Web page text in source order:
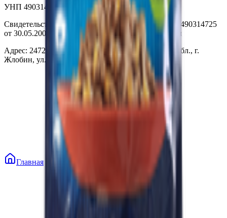
УНП 490314725
Свидетельство о государственной регистрации № 490314725
от 30.05.2003г выдано Гомельским облисполкомом
Адрес: 247210, Республика Беларусь, Гомельская обл., г.
Жлобин, ул. Козлова 2-А
Главная